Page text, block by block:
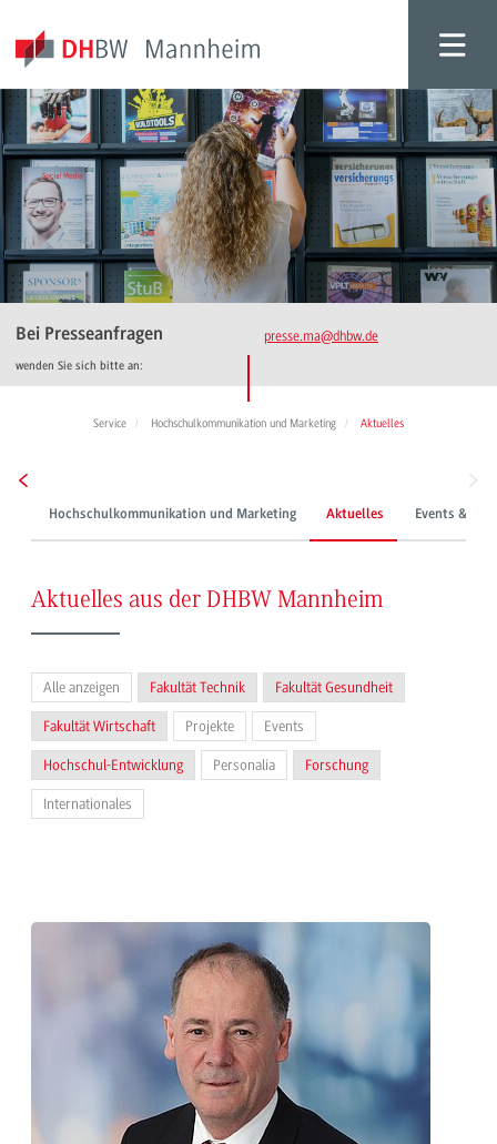
Bei Presseanfragen
wenden Sie sich bitte an:
presse.ma@dhbw.de
Service Hochschulkommunikation und Marketing Aktuelles
Hochschulkommunikation und Marketing Aktuelles Events &
Aktuelles aus der DHBW Mannheim
Alle anzeigen Fakultät Technik Fakultät Gesundheit
Fakultät Wirtschaft Projekte Events
Hochschul-Entwicklung Personalia Forschung
Internationales